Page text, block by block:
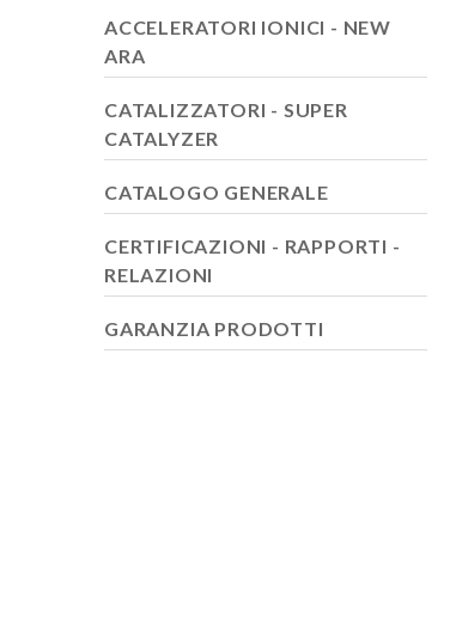
ACCELERATORI IONICI - NEW
ARA
CATALIZZATORI - SUPER
CATALYZER
CATALOGO GENERALE
CERTIFICAZIONI - RAPPORTI -
RELAZIONI
GARANZIA PRODOTTI